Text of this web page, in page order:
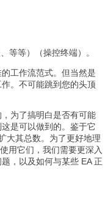
等等）（操控终端）。
工作流范式。但当然是
。不可能跳到您的头顶
为了搞明白是否有可能
是可以做到的。鉴于它
大其总数。为了更好地理
用它们，我们需要更深入
，以及如何与某些 EA 正